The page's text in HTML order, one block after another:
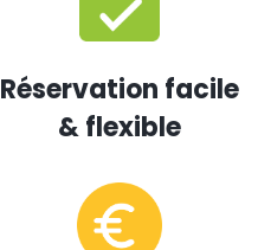
Réservation facile
& flexible